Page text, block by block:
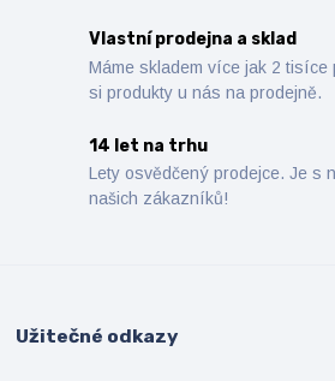
Vlastní prodejna a sklad
Máme skladem více jak 2 tisíce
si produkty u nás na prodejně.
14 let na trhu
Lety osvědčený prodejce. Je s
našich zákazníků!
Užitečné odkazy